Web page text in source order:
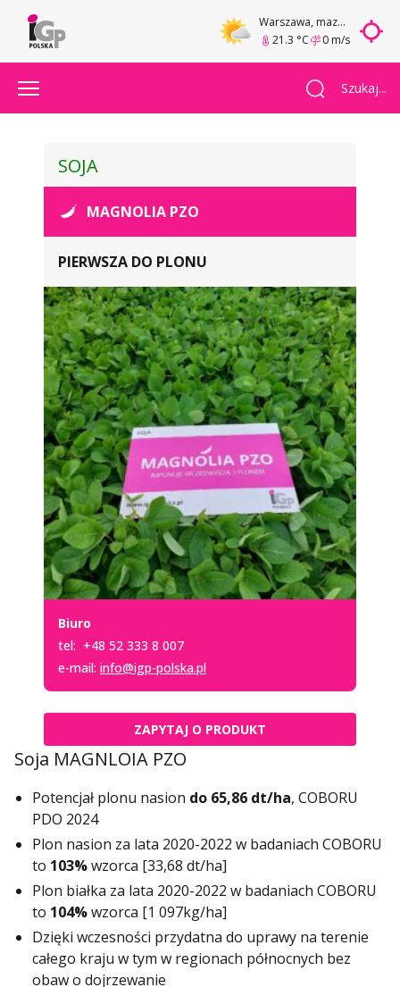
Warszawa, mazowieckie
21.3 °C
0 m/s
Szukaj...
Soja MAGNLOIA PZO
Potencjał plonu nasion do 65,86 dt/ha, COBORU
PDO 2024
Plon nasion za lata 2020-2022 w badaniach COBORU
to 103%wzorca [33,68 dt/ha]
Plon białka za lata 2020-2022 w badaniach COBORU
to 104%wzorca [1 097kg/ha]
Dzięki wczesności przydatna do uprawy na terenie
całego kraju w tym w regionach północnych bez
obaw o dojrzewanie
SOJA
MAGNOLIA PZO
PIERWSZA DO PLONU
Biuro
tel: +48 52 333 8 007
e-mail: info@igp-polska.pl
ZAPYTAJ O PRODUKT